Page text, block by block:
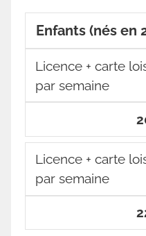
Enfants (nés en
Licence + carte
par semaine
Licence + carte
par semaine